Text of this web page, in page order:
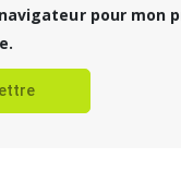
pour mon